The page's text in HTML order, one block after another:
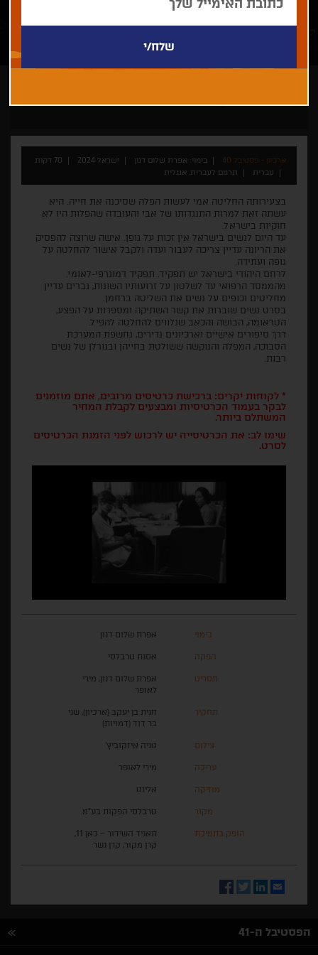
ארכיון - פסטיבל 40 בימוי: אפרת שלום דנון ישראל 2024
70 דקות
עברית
תרגום לעברית, אנגלית
בצעירותה החליטה אמי לעשות הפלה שסיכנה את חייה. היא
עשתה זאת למרות התנגדותו של אבי והעובדה שהפלות היו לא
חוקיות בישראל.
עד היום לנשים בישראל אין זכות על גופן. אישה שרוצה להפסיק
את הריונה עדיין צריכה לעבור ועדה ולקבל אישור להחלטה על
גופה ועתידה.
לרחם היהודי בישראל יש תפקיד. תפקיד דמוגרפי-לאומי.
מהממסד הרפואי עד לשלטון על זרועותיו השונות, גברים עדיין
מחליטים וכופים על נשים את השליטה ברחמן.
בסרט נשים שוברות את קשר השתיקה ומספרות על הפצע,
הטראומה, הבושה והכאב שנלווים להחלטה להפיל.
דרך סיפורים אישיים וארכיונים נדירים, נחשפת המערכת
הסבוכה, המפלה והנוקשה ששולטת בחייהן ובגורלן של נשים
רבות.
* לקוחות יקרים: ברכישת כרטיסים מרובים, אתם מוזמנים
לבקר בעמוד הכרטיסיות ומבצעים לקבלת המחיר
המשתלם ביותר.
שימו לב: את הכרטיסייה יש לרכוש לפני הזמנת הכרטיסים
לסרט.
בימוי אפרת שלום דנון
הפקה אסנת טרבלסי
תסריט
אפרת שלום דנון, מירי
לאופר
תחקיר
חגית בן יעקב (ארכיון), שני
בר דוד (דמויות)
צילום טניה איזקוביץ'
עריכה מירי לאופר
מוזיקה אליוט
מקור טרבלסי הפקות בע"מ
הופק בתמיכת
קרן מקור, קרן גשר
Email
LinkedIn
Twitter
Facebook
הפסטיבל ה-41